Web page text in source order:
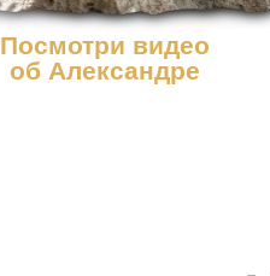
Посмотри видео
об Александре